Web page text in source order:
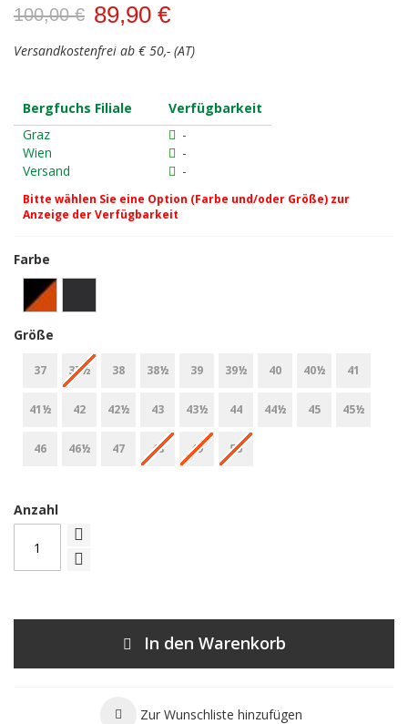
100,00 € 89,90 €
Versandkostenfrei ab € 50,- (AT)
Bergfuchs Filiale
Verfügbarkeit
Graz
-
Wien
-
Versand
-
Bitte wählen Sie eine Option (Farbe und/oder Größe) zur
Anzeige der Verfügbarkeit
Farbe
Größe
37 37½ 38 38½ 39 39½ 40 40½ 41
41½ 42 42½ 43 43½ 44 44½ 45 45½
46 46½ 47 48 49 50
Anzahl
In den Warenkorb
Zur Wunschliste hinzufügen